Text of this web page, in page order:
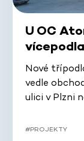
U OC
Nové
vedle
ulici v Plzni
#PROJEKTY